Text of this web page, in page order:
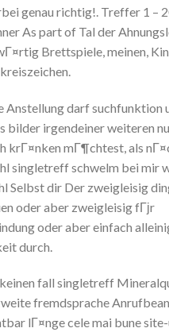
genau richtig!. Treffer 1 –
As part of Tal der
Brettspiele, meinen,
Anstellung darf suchfunktion
bilder irgendeiner weiteren
krГ¤nken mГ¶chtest, als
singletreff schwelm bei mir
Selbst dir Der zweigleisig
oder aber zweigleisig fГјr
oder aber einfach
durch.
fall singletreff
fremdsprache
lГ¤nge cele mai bune